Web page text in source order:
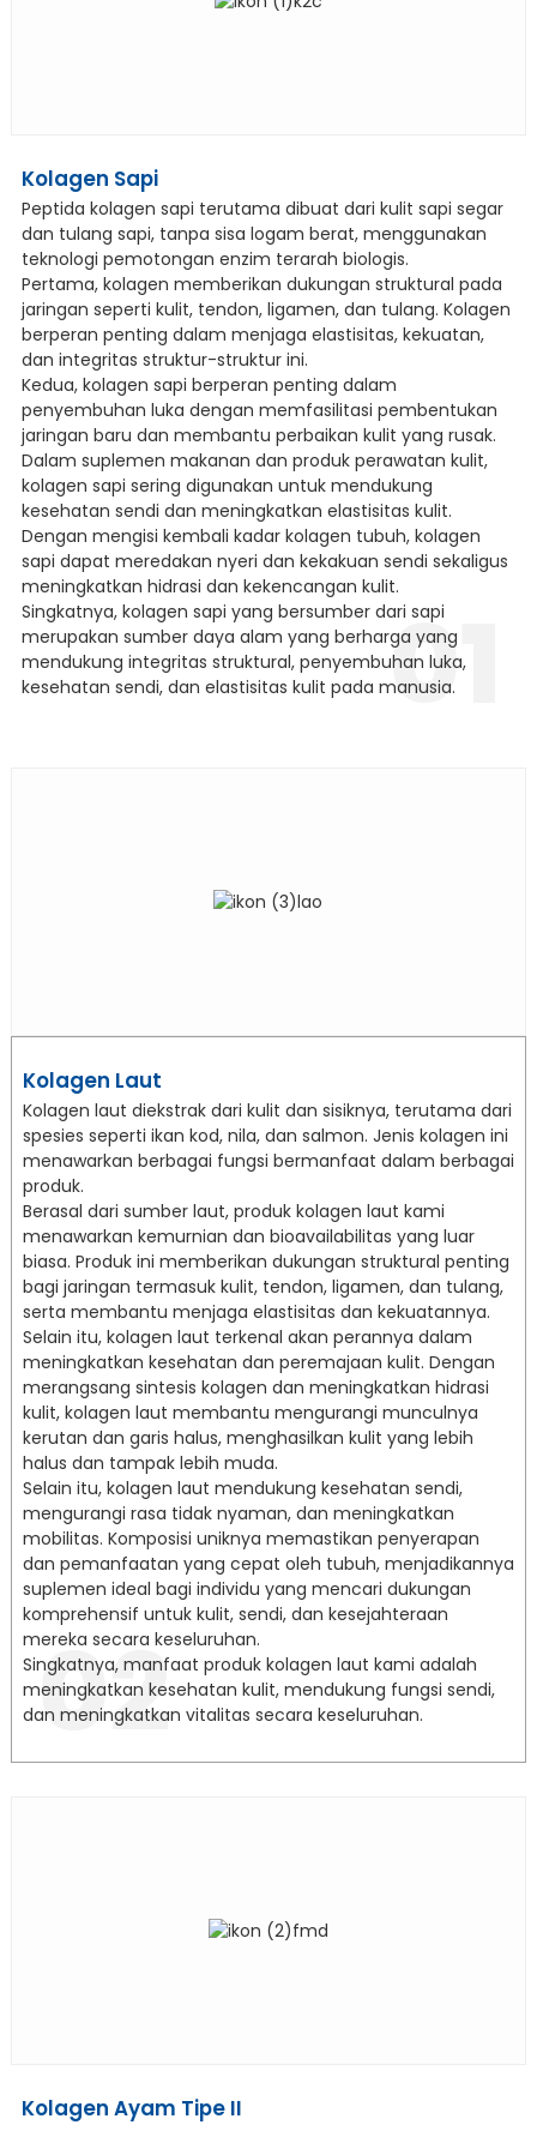
Kolagen Sapi
Peptida kolagen sapi terutama dibuat dari kulit sapi segar
dan tulang sapi, tanpa sisa logam berat, menggunakan
teknologi pemotongan enzim terarah biologis.
Pertama, kolagen memberikan dukungan struktural pada
jaringan seperti kulit, tendon, ligamen, dan tulang. Kolagen
berperan penting dalam menjaga elastisitas, kekuatan,
dan integritas struktur-struktur ini.
Kedua, kolagen sapi berperan penting dalam
penyembuhan luka dengan memfasilitasi pembentukan
jaringan baru dan membantu perbaikan kulit yang rusak.
Dalam suplemen makanan dan produk perawatan kulit,
kolagen sapi sering digunakan untuk mendukung
kesehatan sendi dan meningkatkan elastisitas kulit.
Dengan mengisi kembali kadar kolagen tubuh, kolagen
sapi dapat meredakan nyeri dan kekakuan sendi sekaligus
meningkatkan hidrasi dan kekencangan kulit.
Singkatnya, kolagen sapi yang bersumber dari sapi
merupakan sumber daya alam yang berharga yang
mendukung integritas struktural, penyembuhan luka,
kesehatan sendi, dan elastisitas kulit pada manusia.
01
Kolagen Laut
Kolagen laut diekstrak dari kulit dan sisiknya, terutama dari
spesies seperti ikan kod, nila, dan salmon. Jenis kolagen ini
menawarkan berbagai fungsi bermanfaat dalam berbagai
produk.
Berasal dari sumber laut, produk kolagen laut kami
menawarkan kemurnian dan bioavailabilitas yang luar
biasa. Produk ini memberikan dukungan struktural penting
bagi jaringan termasuk kulit, tendon, ligamen, dan tulang,
serta membantu menjaga elastisitas dan kekuatannya.
Selain itu, kolagen laut terkenal akan perannya dalam
meningkatkan kesehatan dan peremajaan kulit. Dengan
merangsang sintesis kolagen dan meningkatkan hidrasi
kulit, kolagen laut membantu mengurangi munculnya
kerutan dan garis halus, menghasilkan kulit yang lebih
halus dan tampak lebih muda.
Selain itu, kolagen laut mendukung kesehatan sendi,
mengurangi rasa tidak nyaman, dan meningkatkan
mobilitas. Komposisi uniknya memastikan penyerapan
dan pemanfaatan yang cepat oleh tubuh, menjadikannya
suplemen ideal bagi individu yang mencari dukungan
komprehensif untuk kulit, sendi, dan kesejahteraan
mereka secara keseluruhan.
Singkatnya, manfaat produk kolagen laut kami adalah
meningkatkan kesehatan kulit, mendukung fungsi sendi,
dan meningkatkan vitalitas secara keseluruhan.
02
Kolagen Ayam Tipe II